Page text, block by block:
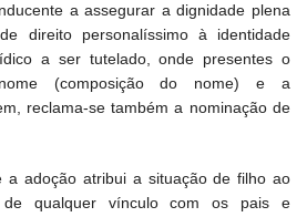
a assegurar a dignidade plena
direito personalíssimo à identidade
a ser tutelado, onde presentes o
(composição do nome) e a
reclama-se também a nominação de
a adoção atribui a situação de filho ao
de qualquer vínculo com os pais e